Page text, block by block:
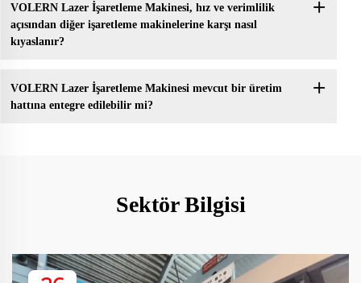
VOLERN Lazer İşaretleme Makinesi, hız ve verimlilik
açısından diğer işaretleme makinelerine karşı nasıl
kıyaslanır?
VOLERN Lazer İşaretleme Makinesi mevcut bir üretim
hattına entegre edilebilir mi?
Sektör Bilgisi